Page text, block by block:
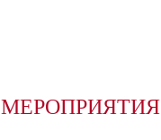
МЕРОПРИЯТИЯ